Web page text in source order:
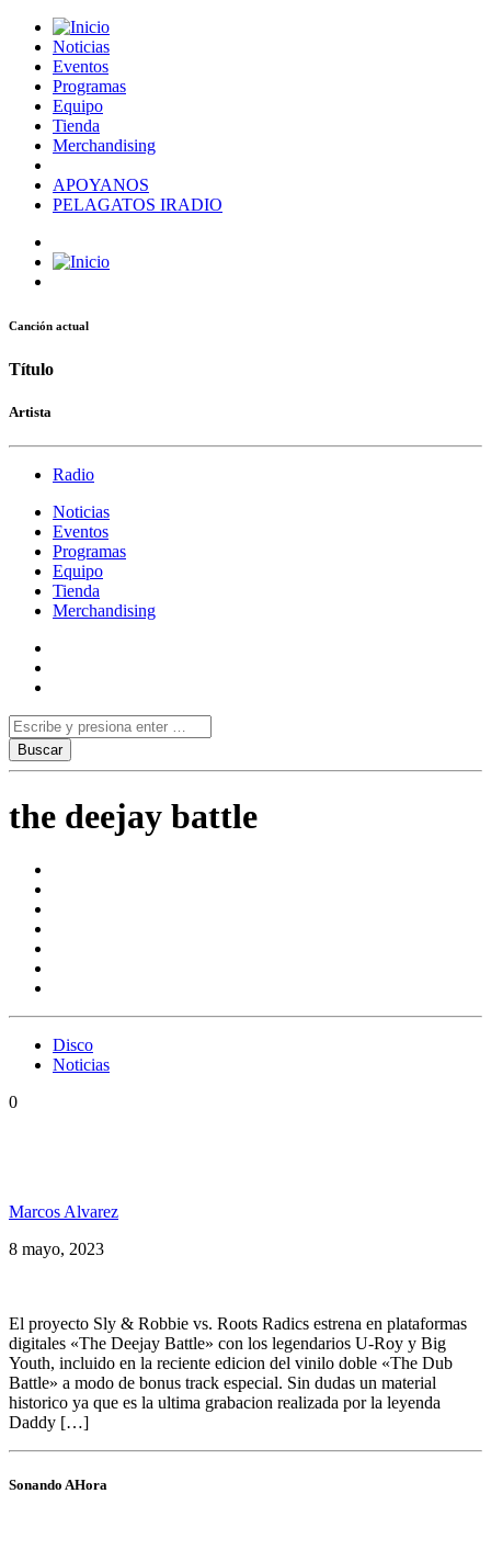
Noticias
Eventos
Programas
Equipo
Tienda
Merchandising
APOYANOS
PELAGATOS IRADIO
Canción actual
Título
Artista
Radio
Noticias
Eventos
Programas
Equipo
Tienda
Merchandising
the deejay battle
Disco
Noticias
0
Marcos Alvarez
8 mayo, 2023
El proyecto Sly & Robbie vs. Roots Radics estrena en plataformas
digitales «The Deejay Battle» con los legendarios U-Roy y Big
Youth, incluido en la reciente edicion del vinilo doble «The Dub
Battle» a modo de bonus track especial. Sin dudas un material
historico ya que es la ultima grabacion realizada por la leyenda
Daddy […]
Sonando AHora